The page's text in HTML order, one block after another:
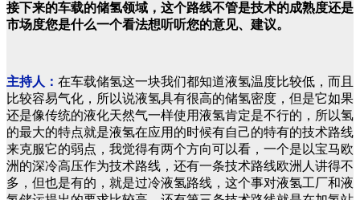
接下来的车载的储氢领域，这个路线不管是技术的成熟度还是
市场度您是什么一个看法想听听您的意见、建议。
主持人： 在车载储氢这一块我们都知道液氢温度比较低，而且
比较容易气化，所以说液氢具有很高的储氢密度，但是它如果
还是像传统的液化天然气一样使用液氢肯定是不行的，所以氢
的最大的特点就是液氢在应用的时候有自己的特有的技术路线
来克服它的弱点，我觉得有两个方向可以看，一个是以宝马欧
洲的深冷高压作为技术路线，还有一条技术路线欧洲人讲得不
多，但也是有的，就是过冷液氢路线，这个事对液氢工厂和液